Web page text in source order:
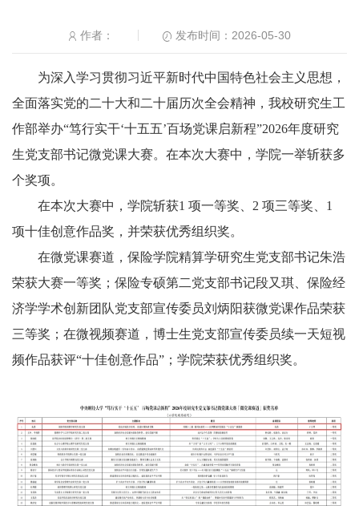
作者： 发布时间：2026-05-30
为深入学习贯彻习近平新时代中国特色社会主义思想，
全面落实党的二十大和二十届历次全会精神，我校研究生工
作部举办“笃行实干‘十五五’百场党课启新程”2026年度研究
生党支部书记微党课大赛。在本次大赛中，学院一举斩获多
个奖项。
在本次大赛中，学院斩获1 项一等奖、2 项三等奖、1
项十佳创意作品奖，并荣获优秀组织奖。
在微党课赛道，保险学院精算学研究生党支部书记朱浩
荣获大赛一等奖；保险专硕第二党支部书记段又琪、保险经
济学学术创新团队党支部宣传委员刘炳阳获微党课作品荣获
三等奖；在微视频赛道，博士生党支部宣传委员续一天短视
频作品获评“十佳创意作品”；学院荣获优秀组织奖。